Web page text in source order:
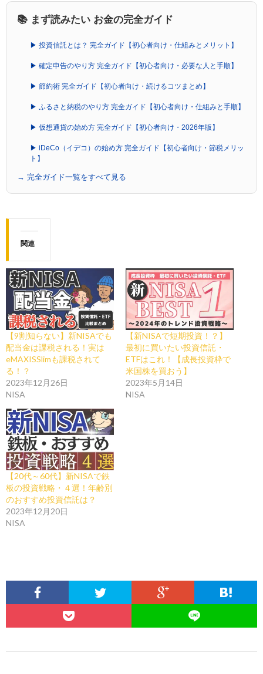
📚 まず読みたい お金の完全ガイド
▶ 投資信託とは？ 完全ガイド【初心者向け・仕組みとメリット】
▶ 確定申告のやり方 完全ガイド【初心者向け・必要な人と手順】
▶ 節約術 完全ガイド【初心者向け・続けるコツまとめ】
▶ ふるさと納税のやり方 完全ガイド【初心者向け・仕組みと手順】
▶ 仮想通貨の始め方 完全ガイド【初心者向け・2026年版】
▶ iDeCo（イデコ）の始め方 完全ガイド【初心者向け・節税メリッ
ト】
→ 完全ガイド一覧をすべて見る
関連
【9割知らない】新NISAでも
配当金は課税される！実は
eMAXISSlimも課税されて
る！？
2023年12月26日
NISA
【新NISAで短期投資！？】
最初に買いたい投資信託・
ETFはこれ！【成長投資枠で
米国株を買おう】
2023年5月14日
NISA
【20代～60代】新NISAで鉄
板の投資戦略・４選！年齢別
のおすすめ投資信託は？
2023年12月20日
NISA